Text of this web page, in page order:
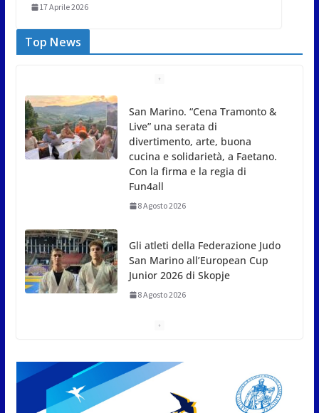
17 Aprile 2026
Top News
Gli atleti della Federazione Judo
San Marino all’European Cup
Junior 2026 di Skopje
8 Agosto 2026
L’arte perde uno dei suoi
Sgattoni
8 Agosto 2026
San Marino Academy.
Femminile: quattro Primavera